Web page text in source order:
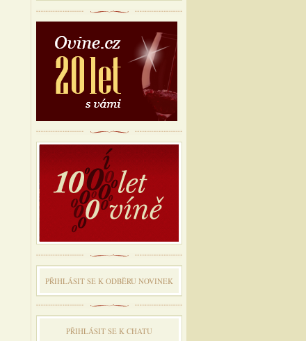
PŘIHLÁSIT SE K ODBĔRU NOVINEK
PŘIHLÁSIT SE K CHATU